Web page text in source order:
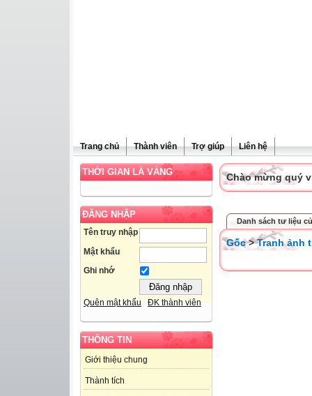
Trang chủ Thành viên Trợ giúp Liên hệ
THỜI GIAN LÀ VÀNG
ĐĂNG NHẬP
Tên truy nhập
Mật khẩu
Ghi nhớ
Quên mật khẩu ĐK thành viên
THÔNG TIN
Giới thiệu chung
Thành tích
Chào mừng quý
Danh sách tư liệu
Gốc>Tranh ảnh